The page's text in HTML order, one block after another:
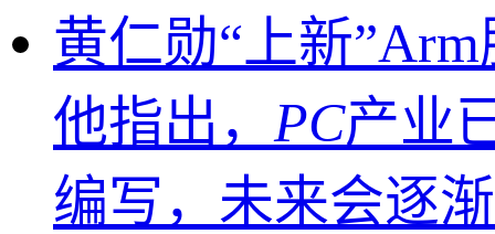
黄仁勋“上新
他指出， PC产业
编写，未来会逐